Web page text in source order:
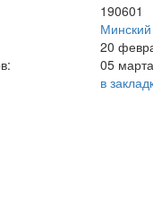
190601
20
05
в